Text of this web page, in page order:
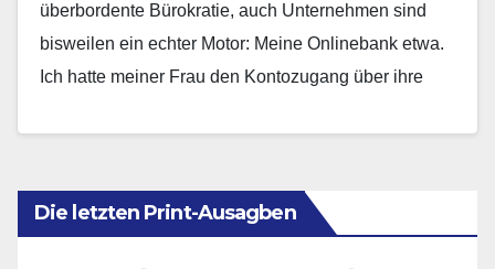
überbordente Bürokratie, auch Unternehmen sind
bisweilen ein echter Motor: Meine Onlinebank etwa.
Ich hatte meiner Frau den Kontozugang über ihre
Die letzten Print-Ausagben